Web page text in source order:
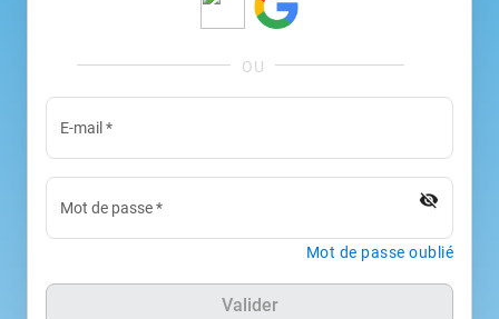
E-mail *
Mot de passe* visibility_off
Mot de passe oublié
Valider